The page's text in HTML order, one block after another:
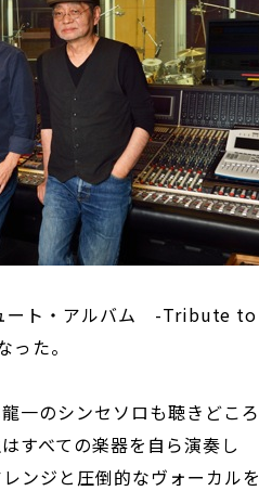
ート・アルバム -Tribute to
た。
一のシンセソロも聴きどころ
すべての楽器を自ら演奏し
ンジと圧倒的なヴォーカルを